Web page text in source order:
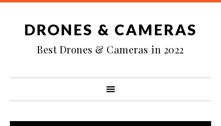
DRONES & CAMERAS
Best Drones & Cameras in 2022